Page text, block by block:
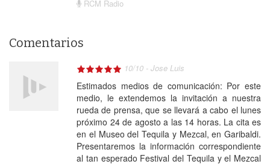
RCM Radio
Comentarios
10/10 - Jose Luis
Estimados medios de comunicación: Por este
medio, le extendemos la invitación a nuestra
rueda de prensa, que se llevará a cabo el lunes
próximo 24 de agosto a las 14 horas. La cita es
en el Museo del Tequila y Mezcal, en Garibaldi.
Presentaremos la información correspondiente
al tan esperado Festival del Tequila y el Mezcal